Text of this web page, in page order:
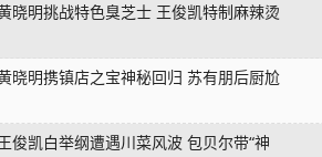
晓明挑战特色臭芝士 王俊凯特制麻辣烫
晓明携镇店之宝神秘回归 苏有朋后厨尬
俊凯白举纲遭遇川菜风波 包贝尔带“神